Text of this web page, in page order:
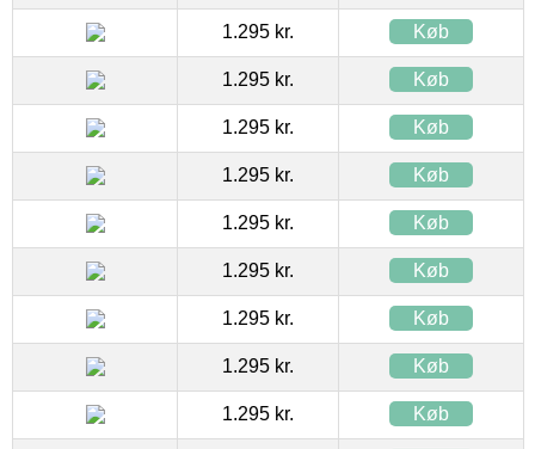
1.295 kr. Køb
1.295 kr. Køb
1.295 kr. Køb
1.295 kr. Køb
1.295 kr. Køb
1.295 kr. Køb
1.295 kr. Køb
1.295 kr. Køb
1.295 kr. Køb